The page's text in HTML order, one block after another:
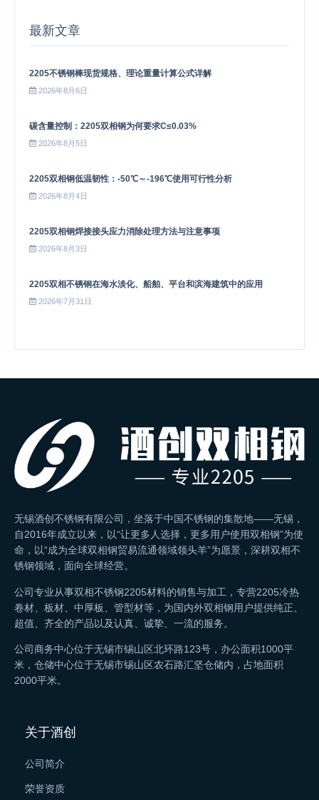
最新文章
2205不锈钢棒现货规格、理论重量计算公式详解
2026年8月6日
碳含量控制：2205双相钢为何要求C≤0.03%
2026年8月5日
2205双相钢低温韧性：-50℃～-196℃使用可行性分析
2026年8月4日
2205双相钢焊接接头应力消除处理方法与注意事项
2026年8月3日
2205双相不锈钢在海水淡化、船舶、平台和滨海建筑中的应用
2026年7月31日
无锡酒创不锈钢有限公司，坐落于中国不锈钢的集散地——无锡，
自2016年成立以来，以“让更多人选择，更多用户使用双相钢”为使
命，以“成为全球双相钢贸易流通领域领头羊”为愿景，深耕双相不
锈钢领域，面向全球经营。
公司专业从事双相不锈钢2205材料的销售与加工，专营2205冷热
卷材、板材、中厚板、管型材等，为国内外双相钢用户提供纯正、
超值、齐全的产品以及认真、诚挚、一流的服务。
公司商务中心位于无锡市锡山区北环路123号，办公面积1000平
米，仓储中心位于无锡市锡山区农石路汇坚仓储内，占地面积
2000平米。
关于酒创
公司简介
荣誉资质